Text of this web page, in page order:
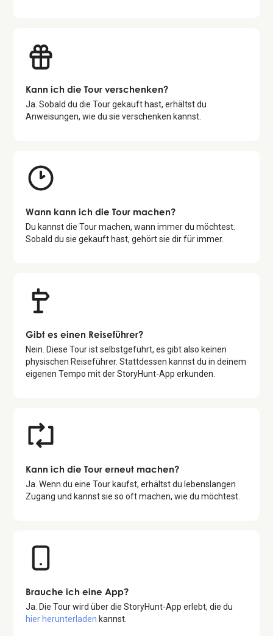
Kann ich die Tour verschenken?
Ja. Sobald du die Tour gekauft hast, erhältst du
Anweisungen, wie du sie verschenken kannst.
Wann kann ich die Tour machen?
Du kannst die Tour machen, wann immer du möchtest.
Sobald du sie gekauft hast, gehört sie dir für immer.
Gibt es einen Reiseführer?
Nein. Diese Tour ist selbstgeführt, es gibt also keinen
physischen Reiseführer. Stattdessen kannst du in deinem
eigenen Tempo mit der StoryHunt-App erkunden.
Kann ich die Tour erneut machen?
Ja. Wenn du eine Tour kaufst, erhältst du lebenslangen
Zugang und kannst sie so oft machen, wie du möchtest.
Brauche ich eine App?
Ja. Die Tour wird über die StoryHunt-App erlebt, die du
hier herunterladen kannst.